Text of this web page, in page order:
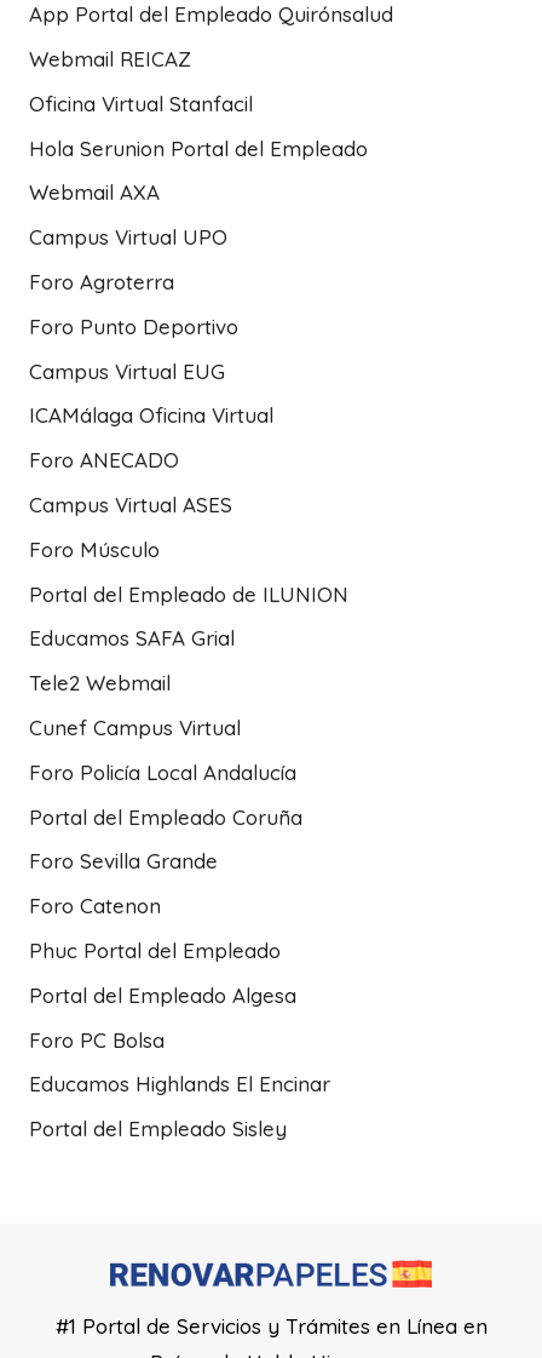
App Portal del Empleado Quirónsalud
Webmail REICAZ
Oficina Virtual Stanfacil
Hola Serunion Portal del Empleado
Webmail AXA
Campus Virtual UPO
Foro Agroterra
Foro Punto Deportivo
Campus Virtual EUG
ICAMálaga Oficina Virtual
Foro ANECADO
Campus Virtual ASES
Foro Músculo
Portal del Empleado de ILUNION
Educamos SAFA Grial
Tele2 Webmail
Cunef Campus Virtual
Foro Policía Local Andalucía
Portal del Empleado Coruña
Foro Sevilla Grande
Foro Catenon
Phuc Portal del Empleado
Portal del Empleado Algesa
Foro PC Bolsa
Educamos Highlands El Encinar
Portal del Empleado Sisley
#1 Portal de Servicios y Trámites en Línea en